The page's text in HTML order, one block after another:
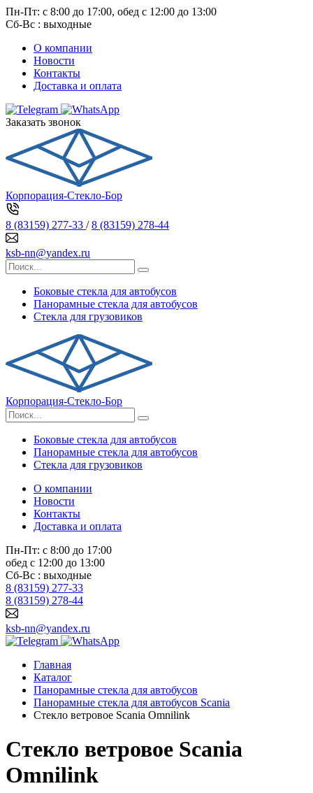
Пн-Пт: с 8:00 до 17:00, обед с 12:00 до 13:00
Сб-Вс : выходные
О компании
Новости
Контакты
Доставка и оплата
Заказать звонок
Корпорация-Стекло-Бор
8 (83159) 277-33 /8 (83159) 278-44
ksb-nn@yandex.ru
Боковые стекла для автобусов
Панорамные стекла для автобусов
Стекла для грузовиков
Корпорация-Стекло-Бор
Боковые стекла для автобусов
Панорамные стекла для автобусов
Стекла для грузовиков
О компании
Новости
Контакты
Доставка и оплата
Пн-Пт: с 8:00 до 17:00
обед с 12:00 до 13:00
Сб-Вс : выходные
8 (83159) 277-33
8 (83159) 278-44
ksb-nn@yandex.ru
Главная
Каталог
Панорамные стекла для автобусов
Панорамные стекла для автобусов Scania
Стекло ветровое Scania Omnilink
Стекло ветровое Scania
Omnilink